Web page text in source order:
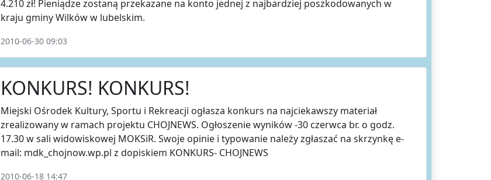
4.210 zł! Pieniądze zostaną przekazane na konto jednej z najbardziej poszkodowanych w
kraju gminy Wilków w lubelskim.
2010-06-30 09:03
KONKURS! KONKURS!
Miejski Ośrodek Kultury, Sportu i Rekreacji ogłasza konkurs na najciekawszy materiał
zrealizowany w ramach projektu CHOJNEWS. Ogłoszenie wyników -30 czerwca br. o godz.
17.30 w sali widowiskowej MOKSiR. Swoje opinie i typowanie należy zgłaszać na skrzynkę e-
mail: mdk_chojnow.wp.pl z dopiskiem KONKURS- CHOJNEWS
2010-06-18 14:47